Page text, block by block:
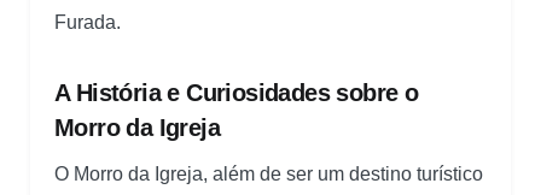
Furada.
A História e Curiosidades sobre o
Morro da Igreja
O Morro da Igreja, além de ser um destino turístico